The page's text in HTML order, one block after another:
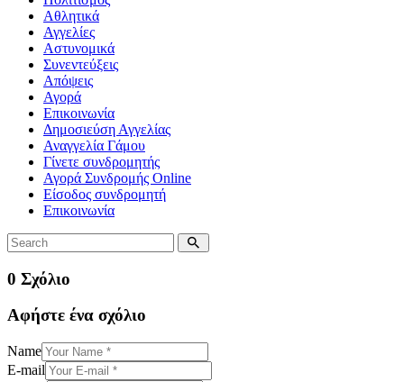
Αθλητικά
Αγγελίες
Αστυνομικά
Συνεντεύξεις
Απόψεις
Αγορά
Επικοινωνία
Δημοσιεύση Αγγελίας
Αναγγελία Γάμου
Γίνετε συνδρομητής
Αγορά Συνδρομής Online
Είσοδος συνδρομητή
Επικοινωνία
0 Σχόλιο
Αφήστε ένα σχόλιο
Name
E-mail